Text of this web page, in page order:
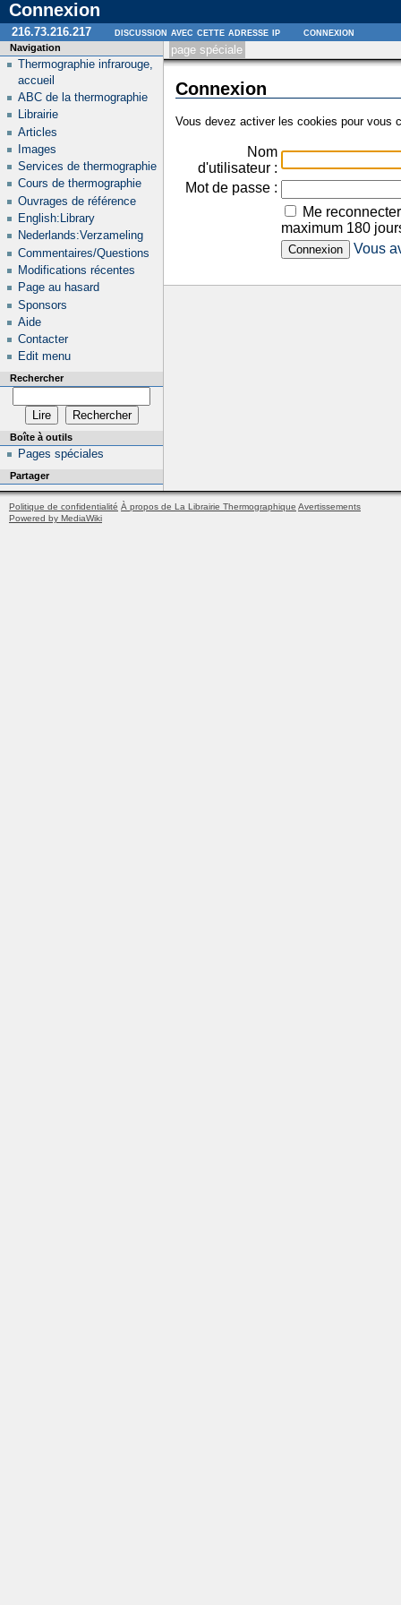
Connexion
page spéciale
Connexion
Vous devez activer les cookies pour vous
Nom
d'utilisateur :
Mot de passe :
Me
maximum 180
Vous
Navigation
Thermographie infrarouge,
accueil
ABC de la thermographie
Librairie
Articles
Images
Services de thermographie
Cours de thermographie
Ouvrages de référence
English:Library
Nederlands:Verzameling
Commentaires/Questions
Modifications récentes
Page au hasard
Sponsors
Aide
Contacter
Edit menu
Rechercher
Boîte à outils
Pages spéciales
Partager
216.73.216.217 discussion avec cette adresse ip connexion
Politique de confidentialité À propos de La Librairie Thermographique Avertissements
Powered by MediaWiki